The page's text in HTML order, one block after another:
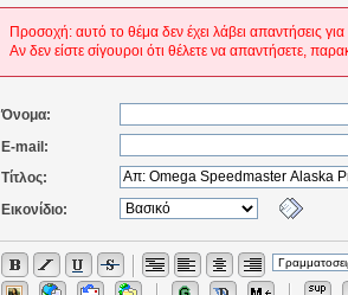
Προσοχή: αυτό το θέμα δεν έχει λάβει απαντήσεις
Αν δεν είστε σίγουροι ότι θέλετε να απαντήσετε,
Όνομα:
E-mail:
Τίτλος:
Εικονίδιο: